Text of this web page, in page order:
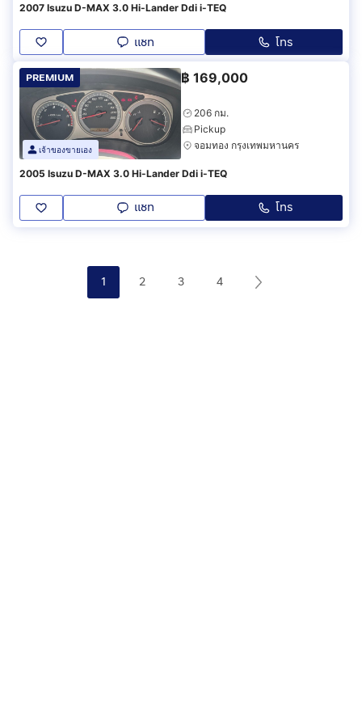
2007 Isuzu D-MAX 3.0 Hi-Lander Ddi i-TEQ
แชท โทร
PREMIUM
เจ้าของขายเอง
฿ 169,000
206 กม.
Pickup
จอมทอง กรุงเทพมหานคร
2005 Isuzu D-MAX 3.0 Hi-Lander Ddi i-TEQ
แชท โทร
1 2 3 4